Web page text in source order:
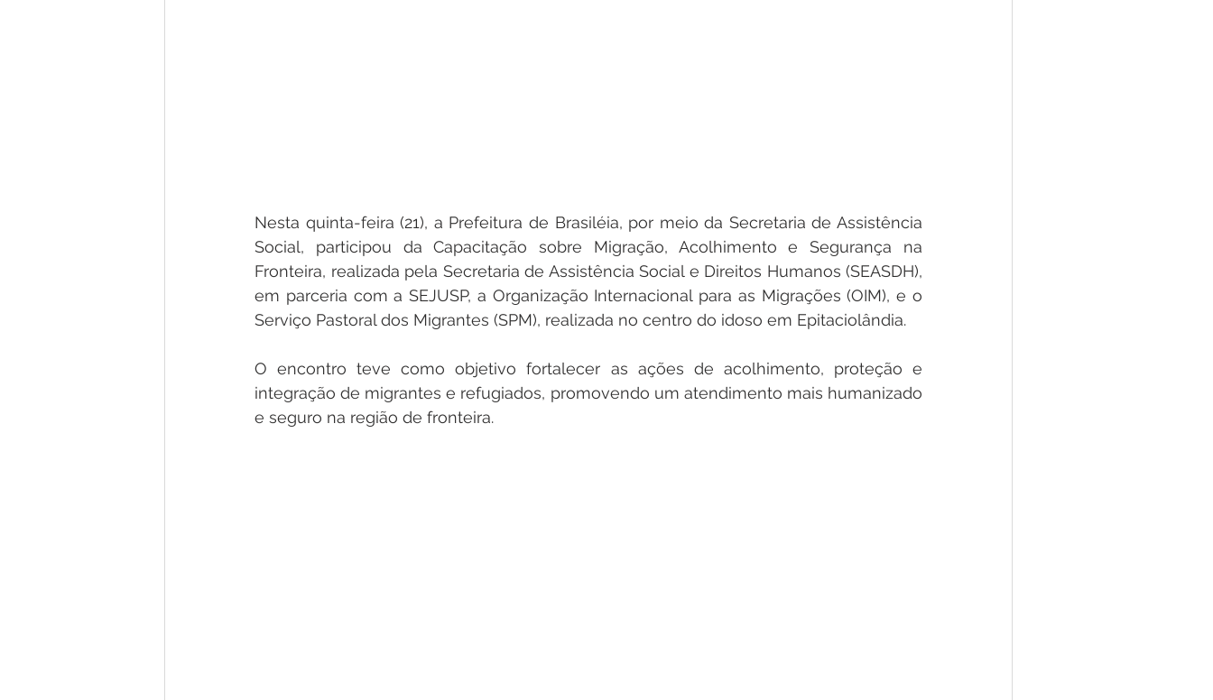
Nesta quinta-feira (21), a Prefeitura de Brasiléia, por meio da Secretaria de Assistência
Social, participou da Capacitação sobre Migração, Acolhimento e Segurança na
Fronteira, realizada pela Secretaria de Assistência Social e Direitos Humanos (SEASDH),
em parceria com a SEJUSP, a Organização Internacional para as Migrações (OIM), e o
Serviço Pastoral dos Migrantes (SPM), realizada no centro do idoso em Epitaciolândia.
O encontro teve como objetivo fortalecer as ações de acolhimento, proteção e
integração de migrantes e refugiados, promovendo um atendimento mais humanizado
e seguro na região de fronteira.